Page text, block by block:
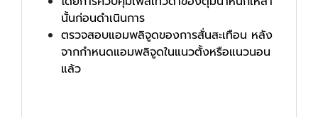
นั้นก่อนดำเนินการ
ตรวจสอบแอมพลิจูดของการสั่นสะเทือน หลัง
จากกำหนดแอมพลิจูดในแนวตั้งหรือแนวนอน
แล้ว